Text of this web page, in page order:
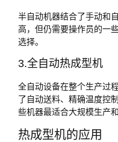
半自动机器结合了手动和
高，但仍需要操作员的一
选择。
3.全自动热成型机
全自动设备在整个生产过
了自动送料、精确温度控
些机器最适合大规模生产
热成型机的应用